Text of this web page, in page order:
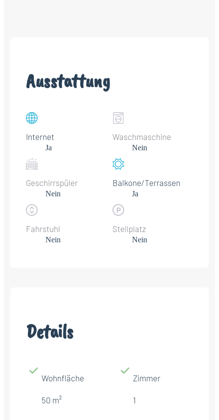
Ausstattung
Internet
Ja
Waschmaschine
Nein
Geschirrspüler
Nein
Balkone/Terrassen
Ja
Fahrstuhl
Nein
Stellplatz
Nein
Details
Wohnfläche
50 m²
Zimmer
1